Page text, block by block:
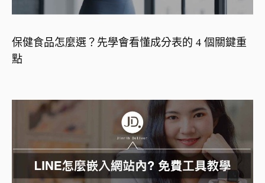
保健食品怎麼選？先學會看懂成分表的 4 個關鍵重
點